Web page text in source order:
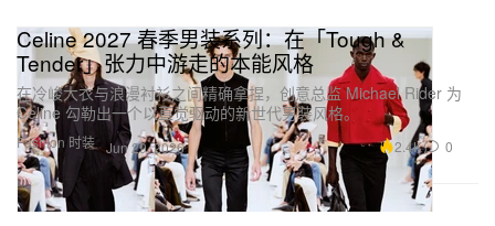
Fashion 时装
Celine 2027 春季男装系列：在「Tough &
Tender」张力中游走的本能风格
在冷峻大衣与浪漫衬衫之间精确拿捏，创意总监 Michael Rider 为
Celine 勾勒出一个以直觉驱动的新世代男装风格。
Jun 29, 2026 2.4K 0